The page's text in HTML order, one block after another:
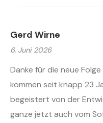
Gerd Wirne
6. Juni 2026
Danke für die neue
kommen seit knapp 23
begeistert von der
ganze jetzt auch vom